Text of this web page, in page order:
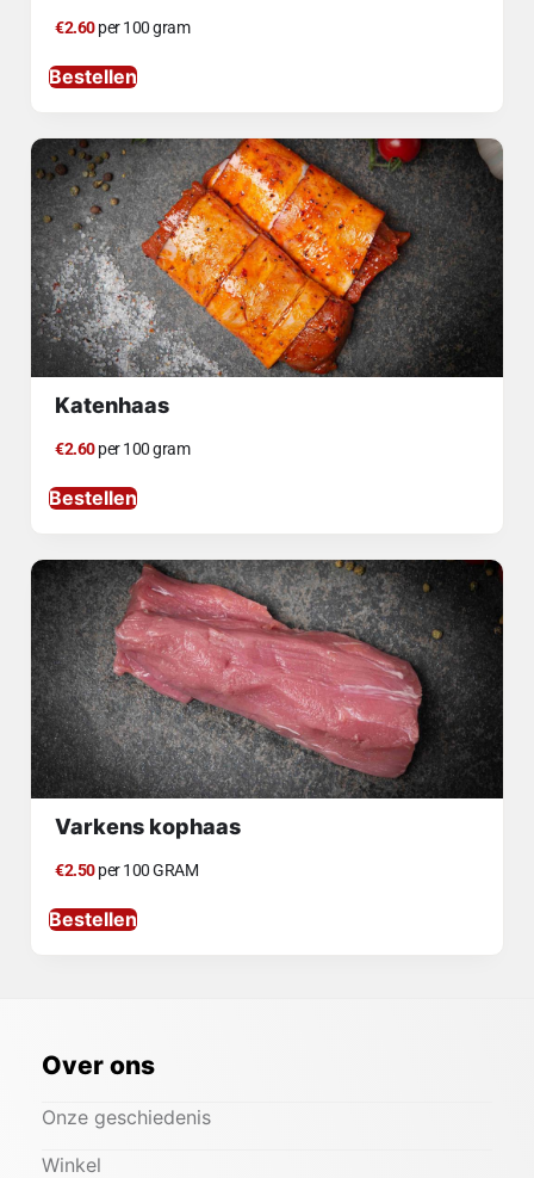
€2.60per 100 gram
Bestellen
Katenhaas
€2.60per 100 gram
Bestellen
Varkens kophaas
€2.50per 100 GRAM
Bestellen
Over ons
Onze geschiedenis
Winkel